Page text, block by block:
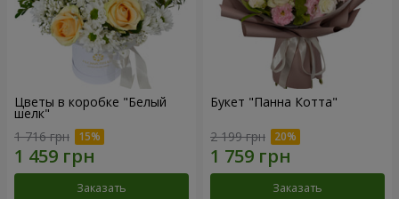
Цветы в коробке "Белый
шелк"
1 716 грн
Заказать
Букет "Панна Котта"
2 199 грн
Заказать